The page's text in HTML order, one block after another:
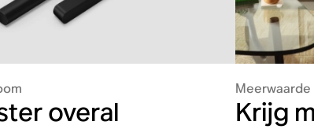
overal
Meerwaarde
Krijg